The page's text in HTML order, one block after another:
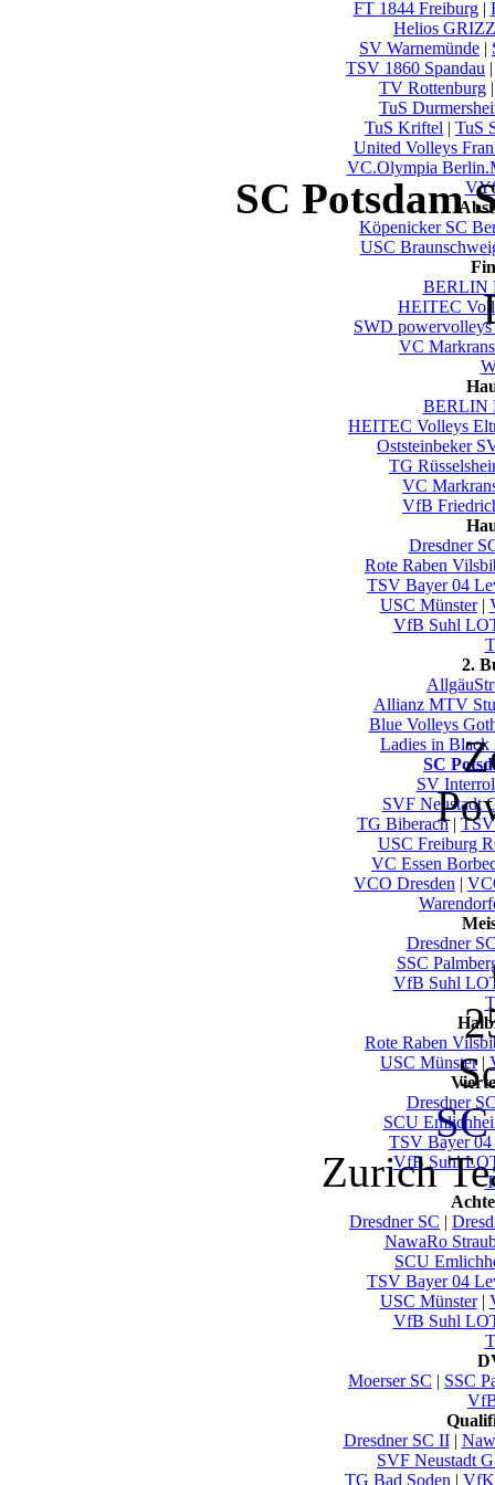
FT 1844 Freiburg|
Helios
SV Warnemünde |
TSV 1860 Spandau
TV Rottenburg
TuS
TuS Kriftel | TuS
United Volleys
VC.Olympia
Köpenicker SC
USC
BERLIN
HEITEC
SWD
VC
BERLIN
HEITEC Volleys
Oststeinbeker
TG
VC
VfB
Dresdner
Rote Raben
TSV Bayer 04
USC Münster|
VfB Suhl
2.
Allianz MTV
Blue Volleys
Ladies in Black
SC
SV
SVF Neustadt
TG Biberach|
USC Freiburg
VC Essen
VCO Dresden |
Dresdner
SSC
VfB Suhl
Rote Raben
USC Münster|
Dresdner
SCU
TSV Bayer 04
VfB Suhl
Dresdner SC |
NawaRo
SCU
TSV Bayer 04
USC Münster|
VfB Suhl
Moerser SC | SSC
Dresdner SC II|
SVF Neustadt
TG Bad Soden | VfK
SC Potsdam
Zurich